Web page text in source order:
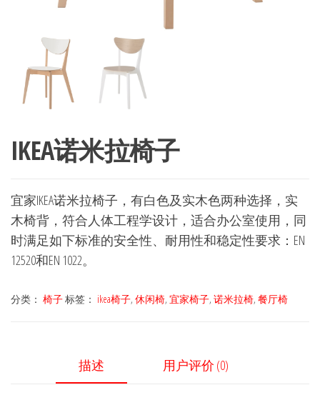
IKEA诺米拉椅子
宜家IKEA诺米拉椅子，有白色及实木色两种选择，实
木椅背，符合人体工程学设计，适合办公室使用，同
时满足如下标准的安全性、耐用性和稳定性要求：EN
12520和EN 1022。
分类： 椅子标签： ikea椅子, 休闲椅, 宜家椅子, 诺米拉椅, 餐厅椅
描述 用户评价 (0)